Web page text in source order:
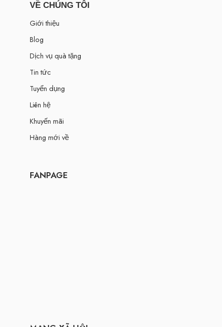
VỀ CHÚNG TÔI
Giới thiệu
Blog
Dịch vụ quà tặng
Tin tức
Tuyển dụng
Liên hệ
Khuyến mãi
Hàng mới về
FANPAGE